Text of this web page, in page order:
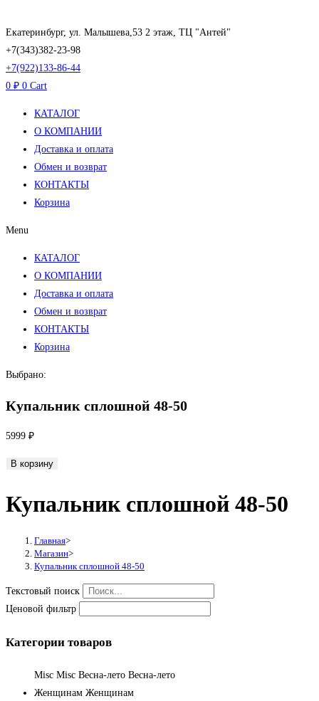
к
содержимому
Екатеринбург, ул. Малышева,53 2 этаж, ТЦ "Антей"
+7(343)382-23-98
+7(922)133-86-44
0 ₽ 0 Cart
КАТАЛОГ
О КОМПАНИИ
Доставка и оплата
Обмен и возврат
КОНТАКТЫ
Корзина
Menu
КАТАЛОГ
О КОМПАНИИ
Доставка и оплата
Обмен и возврат
КОНТАКТЫ
Корзина
Выбрано:
Купальник сплошной 48-50
5999 ₽
Количество
Купальник
сплошной
В корзину
Купальник сплошной 48-50
Главная>
Магазин>
Купальник сплошной 48-50
Текстовый поиск
Ценовой фильтр
Категории товаров
Misc Misc Весна-лето Весна-лето
Женщинам Женщинам